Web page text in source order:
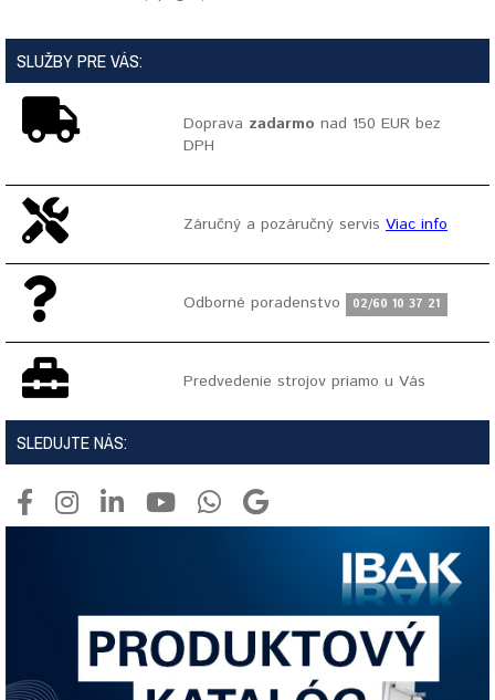
SLUŽBY PRE VÁS:
Doprava zadarmo nad 150 EUR bez
DPH
Záručný a pozáručný servis Viac info
Odborné poradenstvo 02/60 10 37 21
Predvedenie strojov priamo u Vás
SLEDUJTE NÁS: